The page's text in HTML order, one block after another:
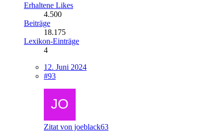
Erhaltene Likes
4.500
Beiträge
18.175
Lexikon-Einträge
4
12. Juni 2024
#93
Zitat von joeblack63